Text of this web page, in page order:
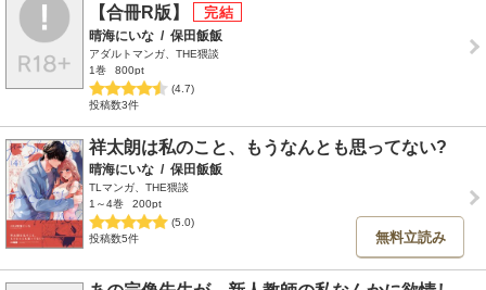
【合冊R版】
晴海にいな / 保田飯飯
アダルトマンガ、THE猥談
1巻
800pt
(4.7)
投稿数3件
祥太朗は私のこと、もうなんとも思ってない?
晴海にいな / 保田飯飯
TLマンガ、THE猥談
1～4巻
200pt
(5.0)
投稿数5件
無料立読み